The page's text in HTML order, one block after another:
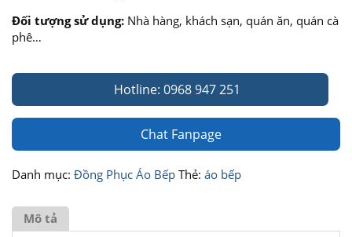
Đối tượng sử dụng: Nhà hàng, khách sạn, quán ăn, quán cà
phê…
Hotline: 0968 947 251
Chat Fanpage
Danh mục: Đồng Phục Áo Bếp Thẻ: áo bếp
Mô tả